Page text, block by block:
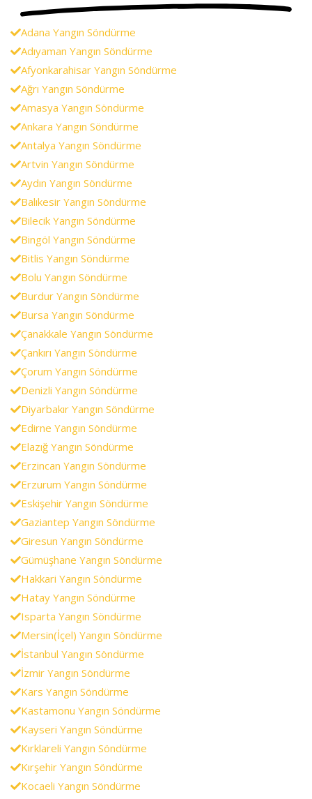
Adana Yangın Söndürme
Adıyaman Yangın Söndürme
Afyonkarahisar Yangın Söndürme
Ağrı Yangın Söndürme
Amasya Yangın Söndürme
Ankara Yangın Söndürme
Antalya Yangın Söndürme
Artvin Yangın Söndürme
Aydın Yangın Söndürme
Balıkesir Yangın Söndürme
Bilecik Yangın Söndürme
Bingöl Yangın Söndürme
Bitlis Yangın Söndürme
Bolu Yangın Söndürme
Burdur Yangın Söndürme
Bursa Yangın Söndürme
Çanakkale Yangın Söndürme
Çankırı Yangın Söndürme
Çorum Yangın Söndürme
Denizli Yangın Söndürme
Diyarbakır Yangın Söndürme
Edirne Yangın Söndürme
Elazığ Yangın Söndürme
Erzincan Yangın Söndürme
Erzurum Yangın Söndürme
Eskişehir Yangın Söndürme
Gaziantep Yangın Söndürme
Giresun Yangın Söndürme
Gümüşhane Yangın Söndürme
Hakkari Yangın Söndürme
Hatay Yangın Söndürme
Isparta Yangın Söndürme
Mersin(İçel) Yangın Söndürme
İstanbul Yangın Söndürme
İzmir Yangın Söndürme
Kars Yangın Söndürme
Kastamonu Yangın Söndürme
Kayseri Yangın Söndürme
Kırklareli Yangın Söndürme
Kırşehir Yangın Söndürme
Kocaeli Yangın Söndürme